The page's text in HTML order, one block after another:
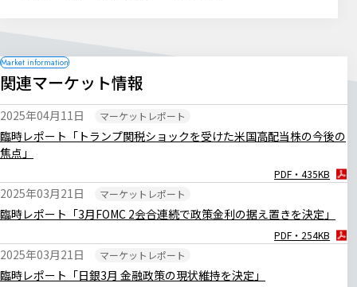
関連マーケット情報
臨時レポート「トランプ関税ショックを受けた米国高配当株の今後の
焦点」
2025年04月11日 マーケットレポート
PDF・435KB
臨時レポート「3月FOMC 2会合連続で政策金利の据え置きを決定」
2025年03月21日 マーケットレポート
PDF・254KB
臨時レポート「日銀3月 金融政策の現状維持を決定」
2025年03月21日 マーケットレポート